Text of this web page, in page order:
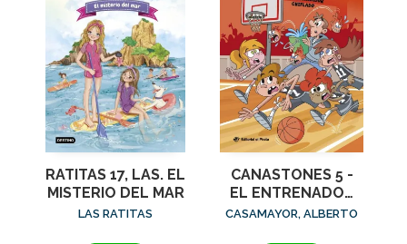
RATITAS 17, LAS. EL
MISTERIO DEL MAR
LAS RATITAS
CANASTONES 5 -
EL ENTRENADOR
CHIFLADO
CASAMAYOR, ALBERTO